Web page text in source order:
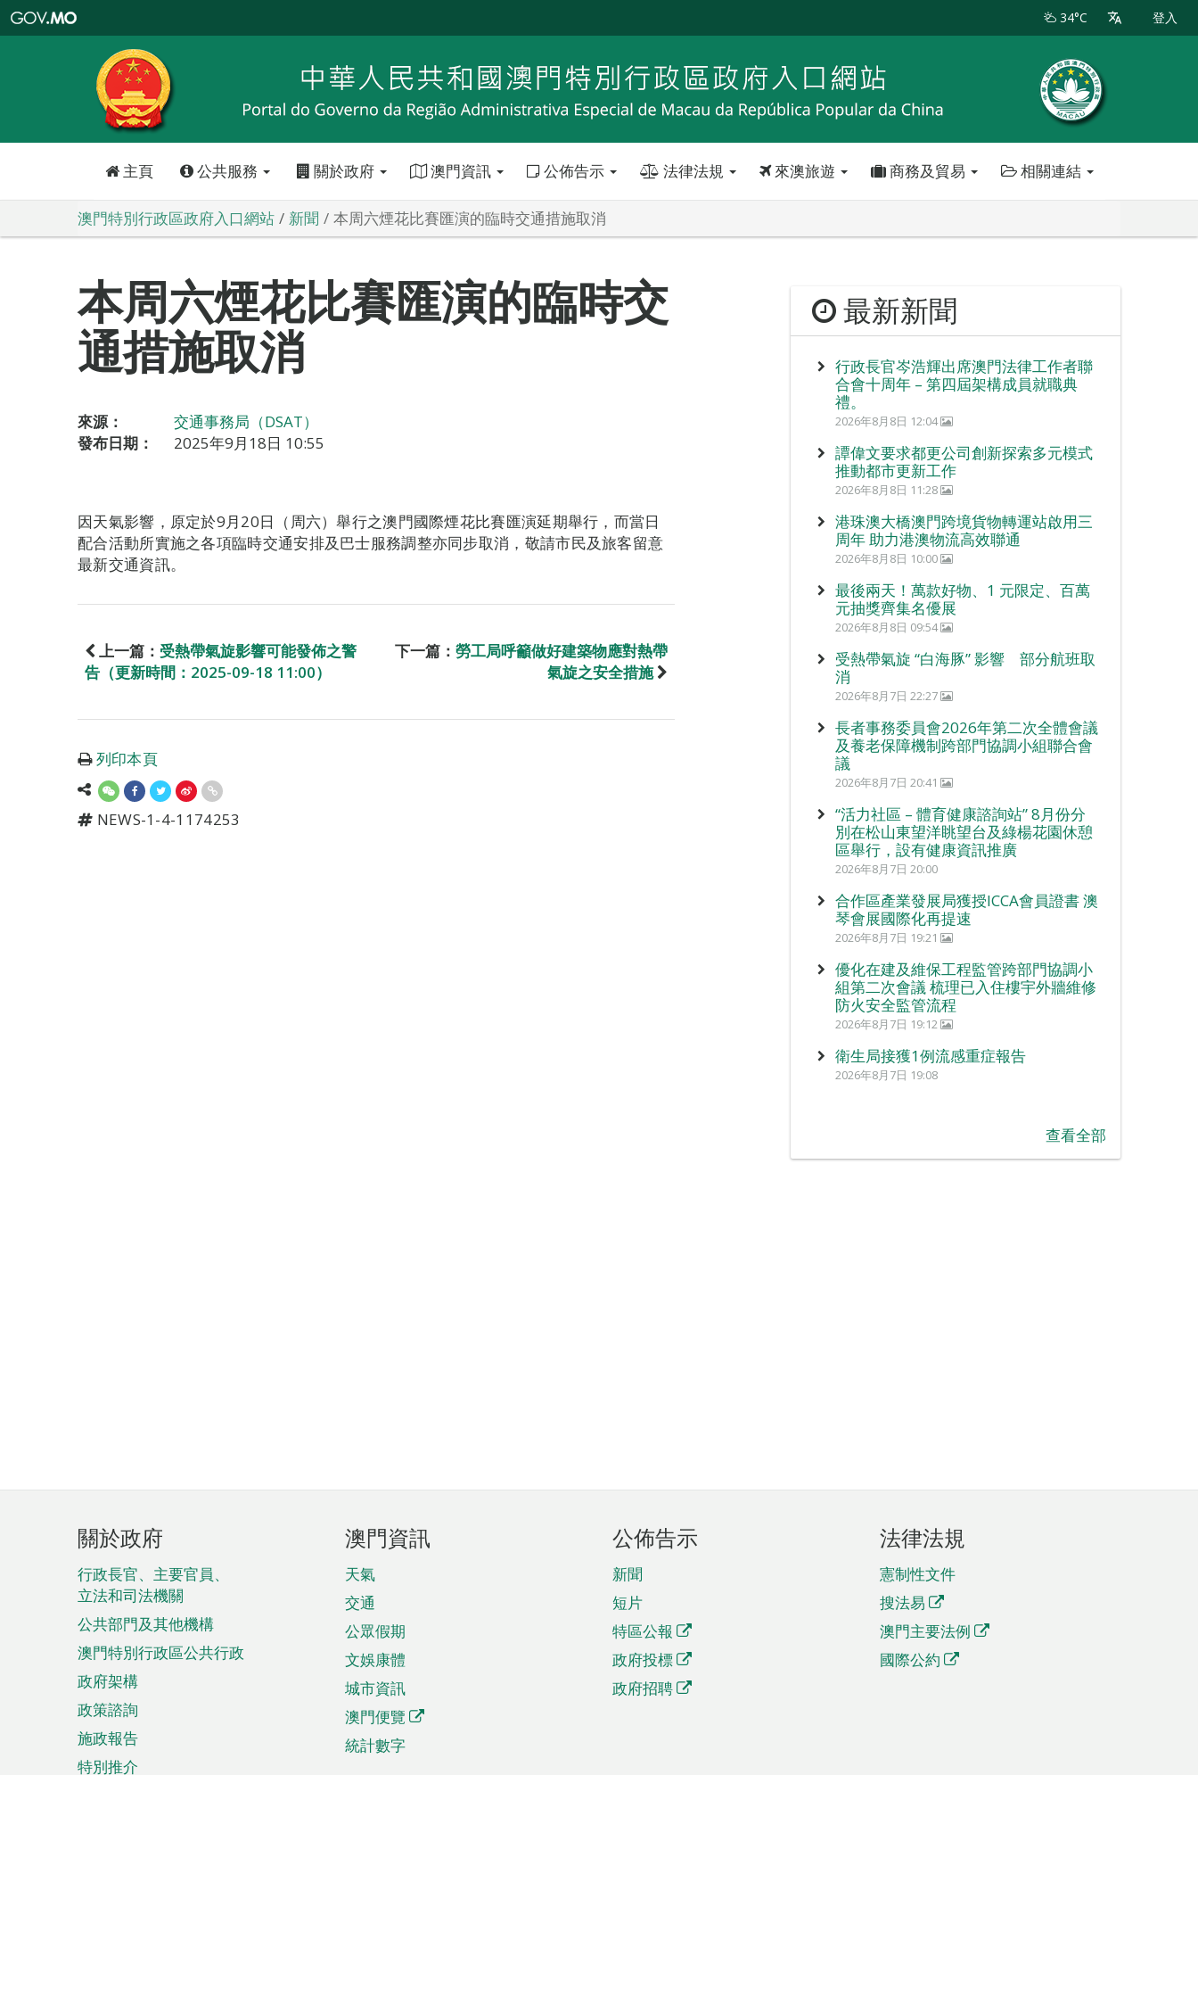
特
政
區
政
口
34°C 登入
主頁 公共服務 關於政府 澳門資訊 公佈告示 法律法規 來澳旅遊 商務及貿易 相關連結
澳門特別行政區政府入口網站 新聞 本周六煙花比賽匯演的臨時交通措施取消
本周六煙花比賽匯演的臨時交
通措施取消
來源：
交通事務局（DSAT）
發布日期：
2025年9月18日 10:55
因天氣影響，原定於9月20日（周六）舉行之澳門國際煙花比賽匯演延期舉行，而當日
配合活動所實施之各項臨時交通安排及巴士服務調整亦同步取消，敬請市民及旅客留意
最新交通資訊。
上一篇： 受熱帶氣旋影響可能發佈之警
告（更新時間：2025-09-18 11:00）
下一篇： 勞工局呼籲做好建築物應對熱帶
氣旋之安全措施
列印本頁
NEWS-1-4-1174253
最新新聞
行政長官岑浩輝出席澳門法律工作者聯
合會十周年 – 第四屆架構成員就職典
禮。
2026年8月8日 12:04
譚偉文要求都更公司創新探索多元模式
推動都市更新工作
2026年8月8日 11:28
港珠澳大橋澳門跨境貨物轉運站啟用三
周年 助力港澳物流高效聯通
2026年8月8日 10:00
最後兩天！萬款好物、1 元限定、百萬
元抽獎齊集名優展
2026年8月8日 09:54
受熱帶氣旋 “白海豚” 影響 部分航班取
消
2026年8月7日 22:27
長者事務委員會2026年第二次全體會議
及養老保障機制跨部門協調小組聯合會
議
2026年8月7日 20:41
“活力社區 – 體育健康諮詢站” 8月份分
別在松山東望洋眺望台及綠楊花園休憩
區舉行，設有健康資訊推廣
2026年8月7日 20:00
合作區產業發展局獲授ICCA會員證書 澳
琴會展國際化再提速
2026年8月7日 19:21
優化在建及維保工程監管跨部門協調小
組第二次會議 梳理已入住樓宇外牆維修
防火安全監管流程
2026年8月7日 19:12
衛生局接獲1例流感重症報告
2026年8月7日 19:08
查看全部
頁
腳
菜
單
關於政府
行政長官、主要官員、
立法和司法機關
公共部門及其他機構
澳門特別行政區公共行政
政府架構
政策諮詢
施政報告
特別推介
澳門資訊
天氣
交通
公眾假期
文娛康體
城市資訊
澳門便覽
統計數字
公佈告示
新聞
短片
特區公報
政府投標
政府招聘
法律法規
憲制性文件
搜法易
澳門主要法例
國際公約